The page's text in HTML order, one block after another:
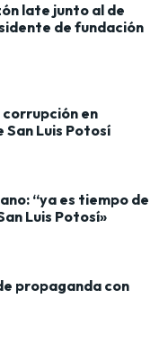
late junto al de
de fundación
en
Luis Potosí
“ya es tiempo de
Luis Potosí»
propaganda con